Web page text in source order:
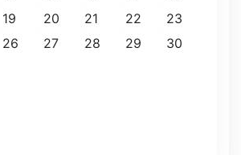
19 20 21 22
23
26 27 28 29
30